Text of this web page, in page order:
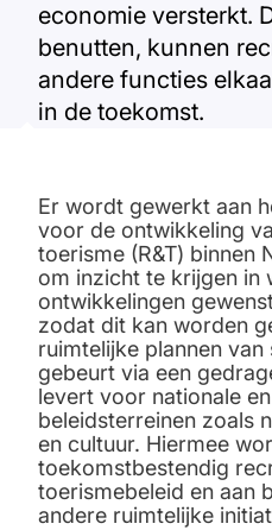
economie versterkt.
benutten, kunnen
andere functies
in de toekomst.
Er wordt gewerkt aan
voor de ontwikkeling
toerisme (R&T) binnen
om inzicht te krijgen in
ontwikkelingen
zodat dit kan worden
ruimtelijke plannen van
gebeurt via een
levert voor nationale
beleidsterreinen zoals
en cultuur. Hiermee
toekomstbestendig
toerismebeleid en aan
andere ruimtelijke